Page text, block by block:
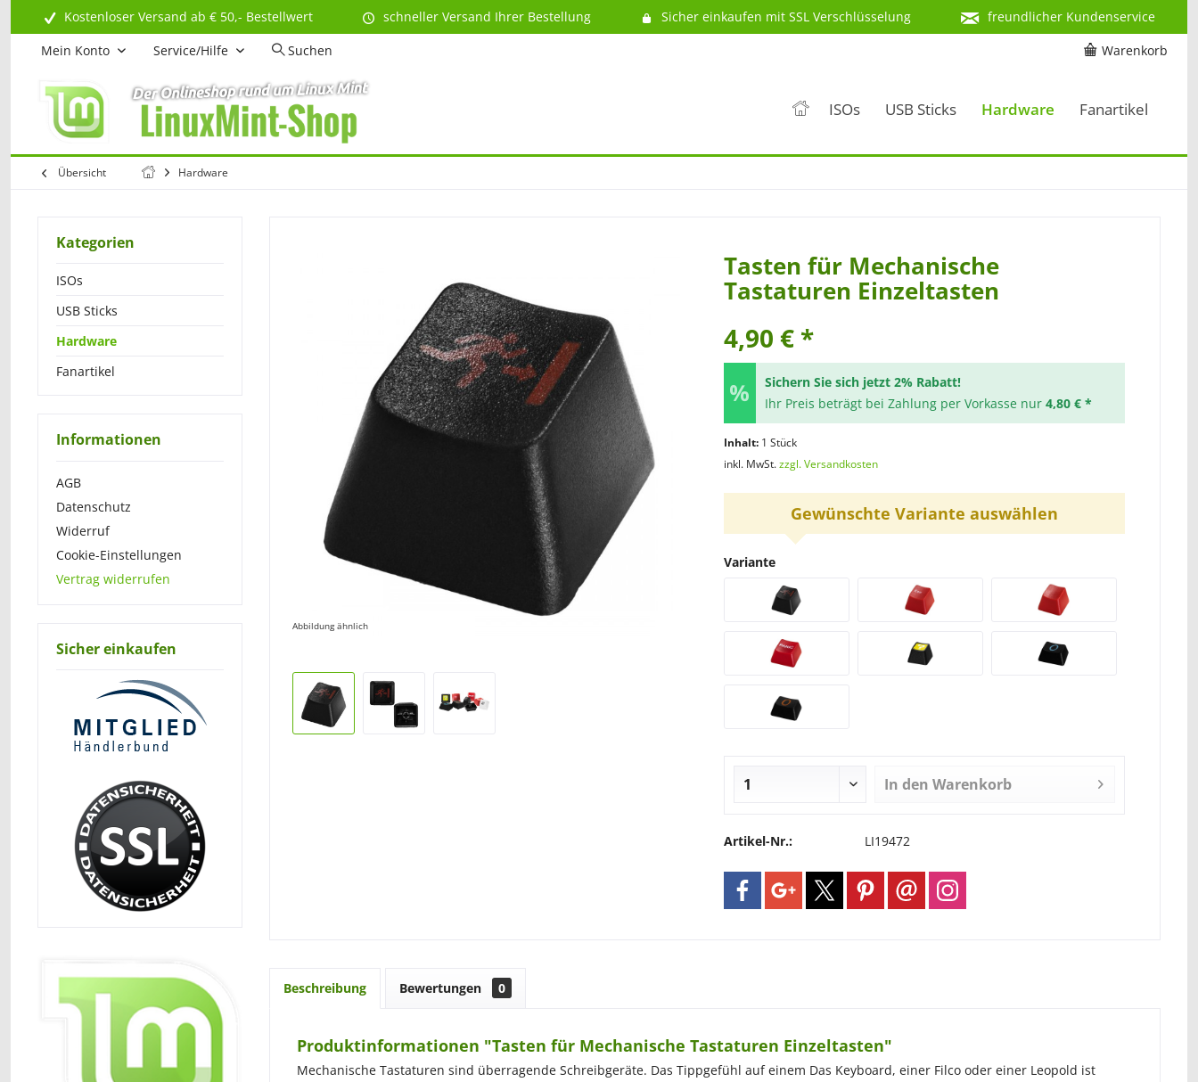
Kostenloser Versand ab € 50,- Bestellwert schneller Versand Ihrer Bestellung Sicher einkaufen mit SSL Verschlüsselung
freundlicher Kundenservice
Warenkorb
Mein Konto Service/Hilfe Suchen
ISOs USB Sticks Hardware Fanartikel
Übersicht Hardware
Kategorien
ISOs
USB Sticks
Hardware
Fanartikel
Informationen
AGB
Datenschutz
Widerruf
Cookie-Einstellungen
Vertrag widerrufen
Sicher einkaufen
Abbildung ähnlich
Tasten für Mechanische
Tastaturen Einzeltasten
4,90 € *
Sichern Sie sich jetzt 2% Rabatt!
Ihr Preis beträgt bei Zahlung per Vorkasse nur 4,80 € *
Inhalt: 1 Stück
inkl. MwSt.zzgl. Versandkosten
Gewünschte Variante auswählen
Variante
In den Warenkorb
Artikel-Nr.: LI19472
Beschreibung Bewertungen 0
Produktinformationen "Tasten für Mechanische Tastaturen Einzeltasten"
Mechanische Tastaturen sind überragende Schreibgeräte. Das Tippgefühl auf einem Das Keyboard, einer Filco oder einer Leopold ist